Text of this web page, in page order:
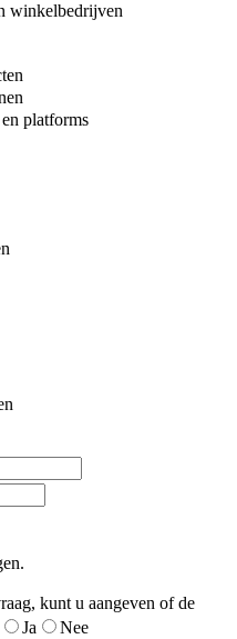
winkelbedrijven
platforms
kunt u aangeven of de
Ja Nee